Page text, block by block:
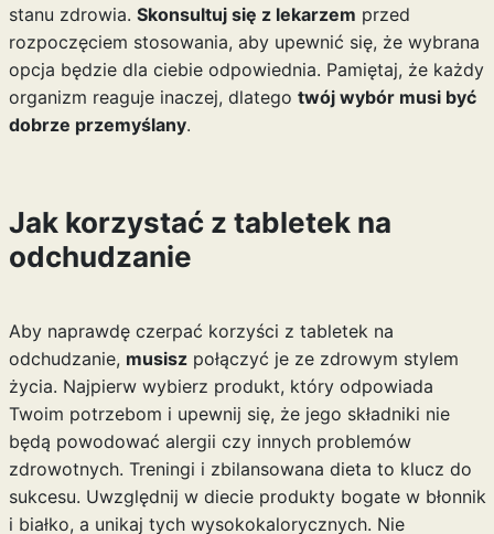
stanu zdrowia. Skonsultuj się z lekarzem przed
rozpoczęciem stosowania, aby upewnić się, że wybrana
opcja będzie dla ciebie odpowiednia. Pamiętaj, że każdy
organizm reaguje inaczej, dlatego twój wybór musi być
dobrze przemyślany.
Jak korzystać z tabletek na
odchudzanie
Aby naprawdę czerpać korzyści z tabletek na
odchudzanie, musiszpołączyć je ze zdrowym stylem
życia. Najpierw wybierz produkt, który odpowiada
Twoim potrzebom i upewnij się, że jego składniki nie
będą powodować alergii czy innych problemów
zdrowotnych. Treningi i zbilansowana dieta to klucz do
sukcesu. Uwzględnij w diecie produkty bogate w błonnik
i białko, a unikaj tych wysokokalorycznych. Nie